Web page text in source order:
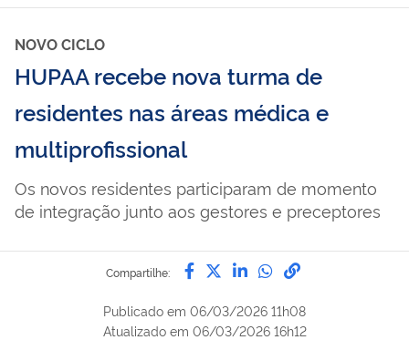
NOVO CICLO
HUPAA recebe nova turma de
residentes nas áreas médica e
multiprofissional
Os novos residentes participaram de momento
de integração junto aos gestores e preceptores
Compartilhe: Compartilhe por Facebook
Compartilhe por Twitter
Compartilhe por
Compartilhe
link para
Publicado em 06/03/2026 11h08
Atualizado em 06/03/2026 16h12